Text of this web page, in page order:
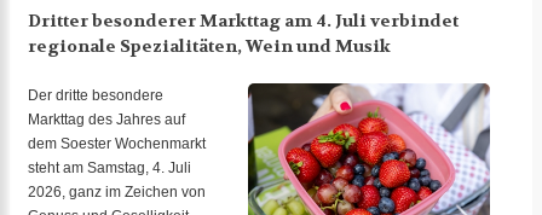
Dritter besonderer Markttag am 4. Juli verbindet
regionale Spezialitäten, Wein und Musik
Der dritte besondere
Markttag des Jahres auf
dem Soester Wochenmarkt
steht am Samstag, 4. Juli
2026, ganz im Zeichen von